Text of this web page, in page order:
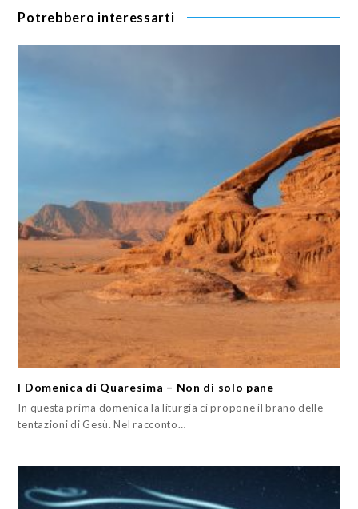
Potrebbero interessarti
I Domenica di Quaresima – Non di solo pane
In questa prima domenica la liturgia ci propone il brano delle
tentazioni di Gesù. Nel racconto…